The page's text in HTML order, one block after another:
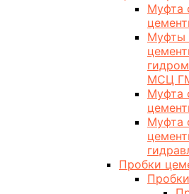
Муфта
Муфты
МСЦ
Муфта
Муфта
Пробки